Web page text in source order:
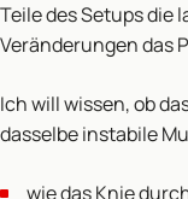
Teile des Setups die
Veränderungen das
Ich will wissen, ob
dasselbe instabile
wie das Knie